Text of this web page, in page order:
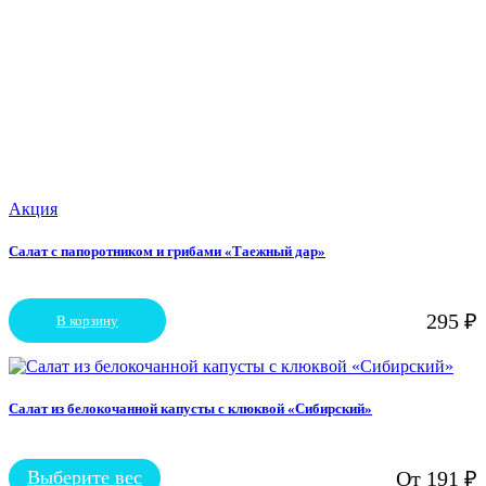
Акция
Салат с папоротником и грибами «Таежный дар»
295 ₽
В корзину
Салат из белокочанной капусты с клюквой «Сибирский»
От 191 ₽
Выберите вес